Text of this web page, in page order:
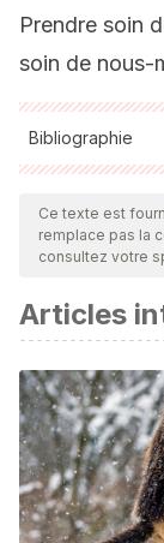
Prendre soin
soin de nous-
Bibliographie
Toutes les
par notre équipe
actualité et leur
ou scientifique
Perea, R.,
dispersal:
consumption
Ecology,99
Ratón de
Ibéricos.
Ce texte est
remplace pas la
consultez votre
Articles